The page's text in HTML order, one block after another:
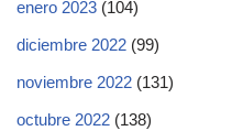
enero 2023 (104)
diciembre 2022 (99)
noviembre 2022 (131)
octubre 2022 (138)